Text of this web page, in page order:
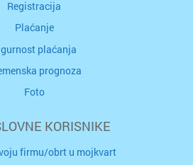
Registracija
Plaćanje
plaćanja
prognoza
Foto
KORISNIKE
firmu/obrt u mojkvart